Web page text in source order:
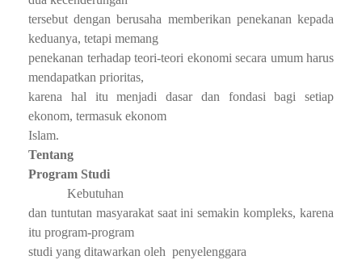
tersebut dengan berusaha memberikan penekanan kepada
keduanya, tetapi memang
penekanan terhadap teori-teori ekonomi secara umum harus
mendapatkan prioritas,
karena hal itu menjadi dasar dan fondasi bagi setiap
ekonom, termasuk ekonom
Islam.
Tentang
Program Studi
Kebutuhan
dan tuntutan masyarakat saat ini semakin kompleks, karena
itu program-program
studi yang ditawarkan oleh penyelenggara